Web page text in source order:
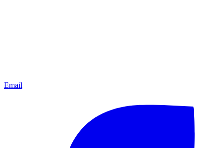
Email